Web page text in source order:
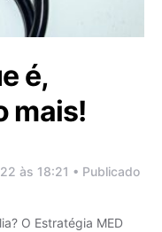
é,
mais!
às 18:21 • Publicado
O Estratégia MED